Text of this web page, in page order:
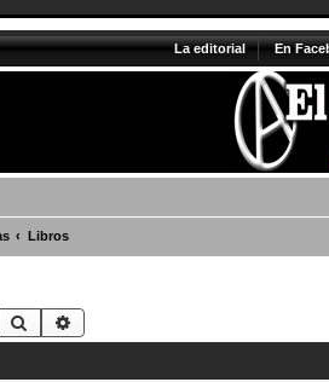
La editorial En
Libros
Buscar